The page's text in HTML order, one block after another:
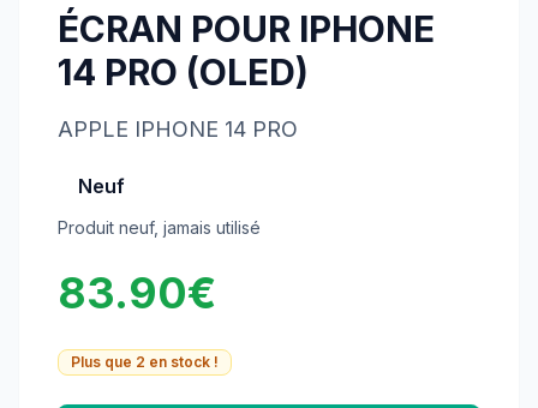
ÉCRAN POUR IPHONE
14 PRO (OLED)
APPLE IPHONE 14 PRO
Neuf
Produit neuf, jamais utilisé
83.90€
Plus que 2 en stock !